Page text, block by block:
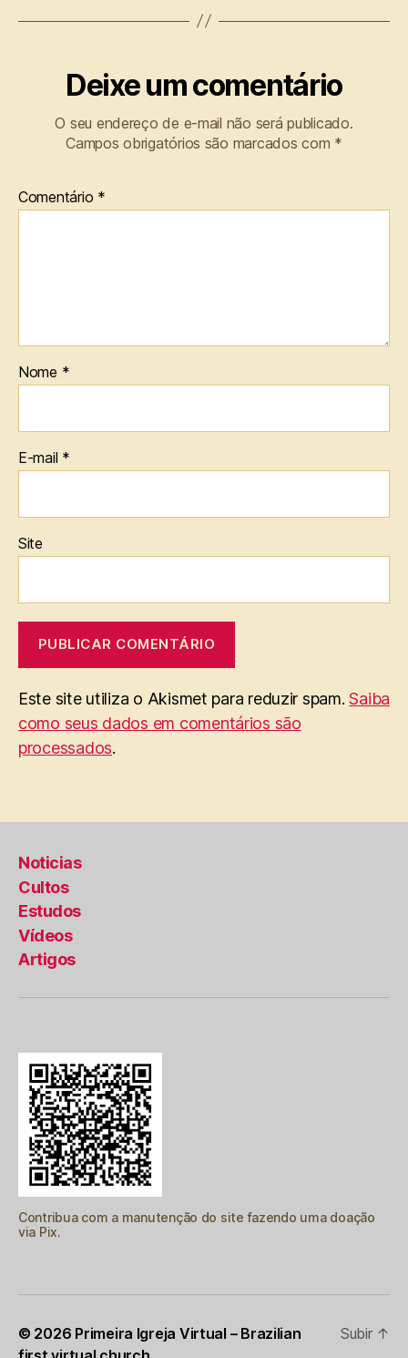
Deixe um comentário
O seu endereço de e-mail não será publicado.
Campos obrigatórios são marcados com *
Comentário *
Nome *
E-mail *
Site
Este site utiliza o Akismet para reduzir spam.Saiba
como seus dados em comentários são
processados.
Noticias
Cultos
Estudos
Vídeos
Artigos
Contribua com a manutenção do site fazendo uma doação
via Pix.
© 2026 Primeira Igreja Virtual – Brazilian
Subir ↑